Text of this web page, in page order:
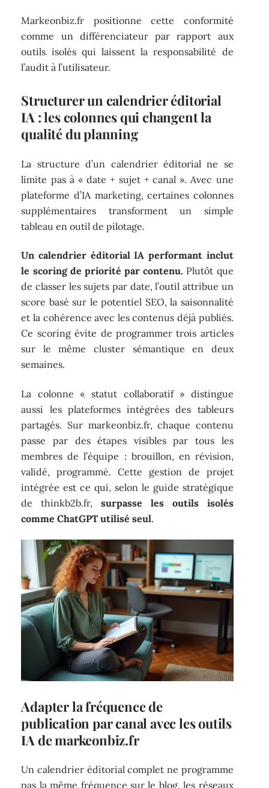
Markeonbiz.fr positionne cette conformité
comme un différenciateur par rapport aux
outils isolés qui laissent la responsabilité de
l’audit à l’utilisateur.
Structurer un calendrier éditorial
IA : les colonnes qui changent la
qualité du planning
La structure d’un calendrier éditorial ne se
limite pas à « date + sujet + canal ». Avec une
plateforme d’IA marketing, certaines colonnes
supplémentaires transforment un simple
tableau en outil de pilotage.
Un calendrier éditorial IA performant inclut
le scoring de priorité par contenu. Plutôt que
de classer les sujets par date, l’outil attribue un
score basé sur le potentiel SEO, la saisonnalité
et la cohérence avec les contenus déjà publiés.
Ce scoring évite de programmer trois articles
sur le même cluster sémantique en deux
semaines.
La colonne « statut collaboratif » distingue
aussi les plateformes intégrées des tableurs
partagés. Sur markeonbiz.fr, chaque contenu
passe par des étapes visibles par tous les
membres de l’équipe : brouillon, en révision,
validé, programmé. Cette gestion de projet
intégrée est ce qui, selon le guide stratégique
de thinkb2b.fr,surpasse les outils isolés
comme ChatGPT utilisé seul.
Adapter la fréquence de
publication par canal avec les outils
IA de markeonbiz.fr
Un calendrier éditorial complet ne programme
pas la même fréquence sur le blog, les réseaux